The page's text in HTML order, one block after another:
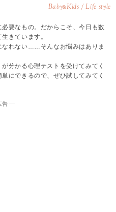
Baby&Kids / Life style
要なもの。だからこそ、今日も数
きています。
なれない……そんなお悩みはありま
分かる心理テストを受けてみてく
にできるので、ぜひ試してみてく
告 ―